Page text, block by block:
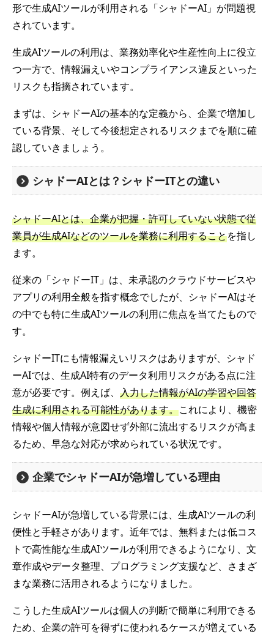
形で生成AIツールが利用される「シャドーAI」が問題視
されています。
生成AIツールの利用は、業務効率化や生産性向上に役立
つ一方で、情報漏えいやコンプライアンス違反といった
リスクも指摘されています。
まずは、シャドーAIの基本的な定義から、企業で増加し
ている背景、そして今後想定されるリスクまでを順に確
認していきましょう。
シャドーAIとは？シャドーITとの違い
シャドーAIとは、企業が把握・許可していない状態で従
業員が生成AIなどのツールを業務に利用することを指し
ます。
従来の「シャドーIT」は、未承認のクラウドサービスや
アプリの利用全般を指す概念でしたが、シャドーAIはそ
の中でも特に生成AIツールの利用に焦点を当てたもので
す。
シャドーITにも情報漏えいリスクはありますが、シャド
ーAIでは、生成AI特有のデータ利用リスクがある点に注
意が必要です。例えば、 入力した情報がAIの学習や回答
生成に利用される可能性があります。これにより、機密
情報や個人情報が意図せず外部に流出するリスクが高ま
るため、早急な対応が求められている状況です。
企業でシャドーAIが急増している理由
シャドーAIが急増している背景には、生成AIツールの利
便性と手軽さがあります。近年では、無料または低コス
トで高性能な生成AIツールが利用できるようになり、文
章作成やデータ整理、プログラミング支援など、さまざ
まな業務に活用されるようになりました。
こうした生成AIツールは個人の判断で簡単に利用できる
ため、企業の許可を得ずに使われるケースが増えている